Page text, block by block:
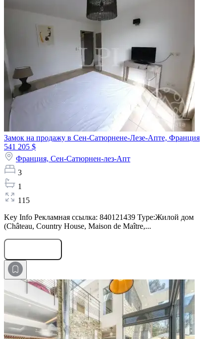
Замок на продажу в Сен-Сатюрнене-Лезе-Апте, Франция
541 205 $
Франция, Сен-Сатюрнен-лез-Апт
3
1
115
Key Info Рекламная ссылка: 840121439 Type:Жилой дом
(Château, Country House, Maison de Maître,...